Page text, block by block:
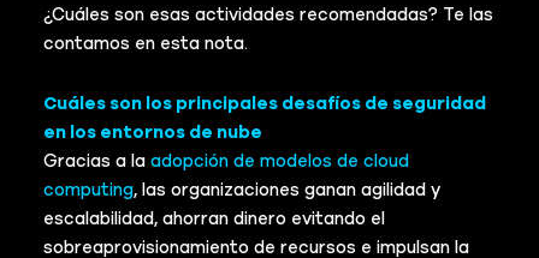
¿Cuáles son esas actividades recomendadas? Te las
contamos en esta nota.
Cuáles son los principales desafíos de seguridad
en los entornos de nube
Gracias a laadopción de modelos de cloud
computing, las organizaciones ganan agilidad y
escalabilidad, ahorran dinero evitando el
sobreaprovisionamiento de recursos e impulsan la